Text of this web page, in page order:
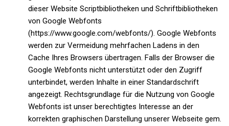
dieser Website Scriptbibliotheken und Schriftbibliotheken
von Google Webfonts
(https://www.google.com/webfonts/). Google Webfonts
werden zur Vermeidung mehrfachen Ladens in den
Cache Ihres Browsers übertragen. Falls der Browser die
Google Webfonts nicht unterstützt oder den Zugriff
unterbindet, werden Inhalte in einer Standardschrift
angezeigt. Rechtsgrundlage für die Nutzung von Google
Webfonts ist unser berechtigtes Interesse an der
korrekten graphischen Darstellung unserer Webseite gem.